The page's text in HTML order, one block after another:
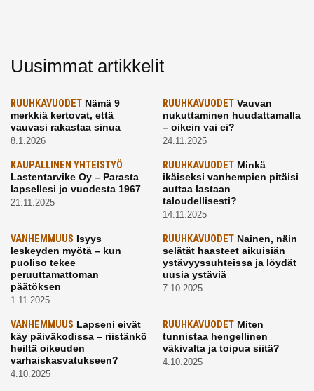
Uusimmat artikkelit
RUUHKAVUODET Nämä 9
merkkiä kertovat, että
vauvasi rakastaa sinua
8.1.2026
RUUHKAVUODETVauvan
nukuttaminen huudattamalla
– oikein vai ei?
24.11.2025
KAUPALLINEN YHTEISTYÖ
Lastentarvike Oy – Parasta
lapsellesi jo vuodesta 1967
21.11.2025
RUUHKAVUODETMinkä
ikäiseksi vanhempien pitäisi
auttaa lastaan
taloudellisesti?
14.11.2025
VANHEMMUUS Isyys
leskeyden myötä – kun
puoliso tekee
peruuttamattoman
päätöksen
1.11.2025
RUUHKAVUODETNainen, näin
selätät haasteet aikuisiän
ystävyyssuhteissa ja löydät
uusia ystäviä
7.10.2025
VANHEMMUUS Lapseni eivät
käy päiväkodissa – riistänkö
heiltä oikeuden
varhaiskasvatukseen?
4.10.2025
RUUHKAVUODETMiten
tunnistaa hengellinen
väkivalta ja toipua siitä?
4.10.2025